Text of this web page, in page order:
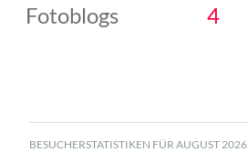
Fotoblogs 4
BESUCHERSTATISTIKEN FÜR AUGUST 2026